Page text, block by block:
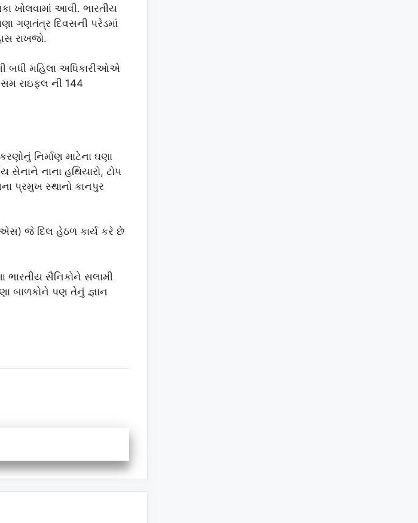
ખોલવામાં આવી. ભારતીય
ગણતંત્ર દિવસની પરેડમાં
રાખજો.
બધી મહિલા અધિકારીઓએ
રાઇફલ ની 144
નિર્માણ માટેના ઘણા
સેનાને નાના હથિયારો, ટોપ
પ્રમુખ સ્થાનો કાનપુર
જે દિલ હેઠળ કાર્ય કરે છે
સૈનિકોને સલામી
બાળકોને પણ તેનું જ્ઞાન